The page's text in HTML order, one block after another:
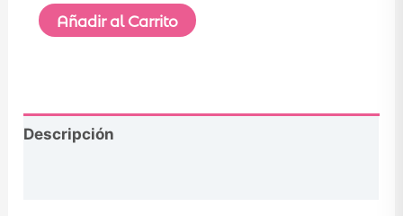
Añadir al Carrito
Descripción